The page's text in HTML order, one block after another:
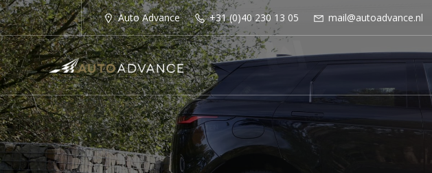
Auto Advance +31 (0)40 230 13 05 mail@autoadvance.nl